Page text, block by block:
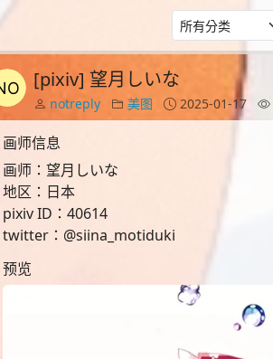
[pixiv] 望月しいな
notreply 美图 2025-01-17
画师信息
画师：望月しいな
地区：日本
pixiv ID：40614
twitter：@siina_motiduki
预览